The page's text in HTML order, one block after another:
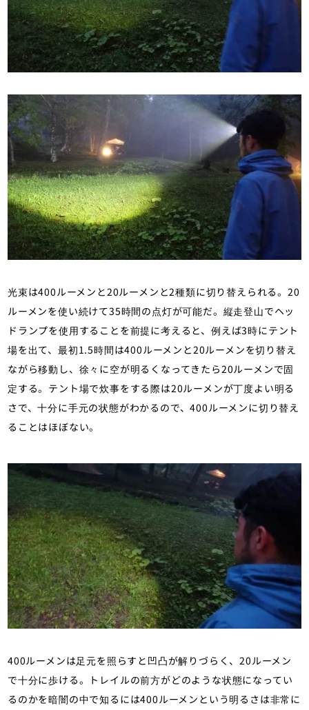
光束は400ルーメンと20ルーメンと2種類に切り替えられる。20
ルーメンを使い続けて35時間の点灯が可能だ。縦走登山でヘッ
ドランプを使用することを前提に考えると、例えば3時にテント
場を出て、最初1.5時間は400ルーメンと20ルーメンを切り替え
ながら移動し、徐々に空が明るくなってきたら20ルーメンで固
定する。テント場で炊事をする際は20ルーメンが丁度よい明る
さで、十分に手元の状態がわかるので、400ルーメンに切り替え
ることはほぼない。
400ルーメンは足元を照らすと凹凸が解りづらく、20ルーメン
で十分に歩ける。トレイルの前方がどのような状態になってい
るのかを暗闇の中で知るには400ルーメンという明るさは非常に